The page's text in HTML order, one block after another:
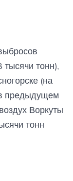
тонн),
(на
предыдущем
Воркуты
тонн